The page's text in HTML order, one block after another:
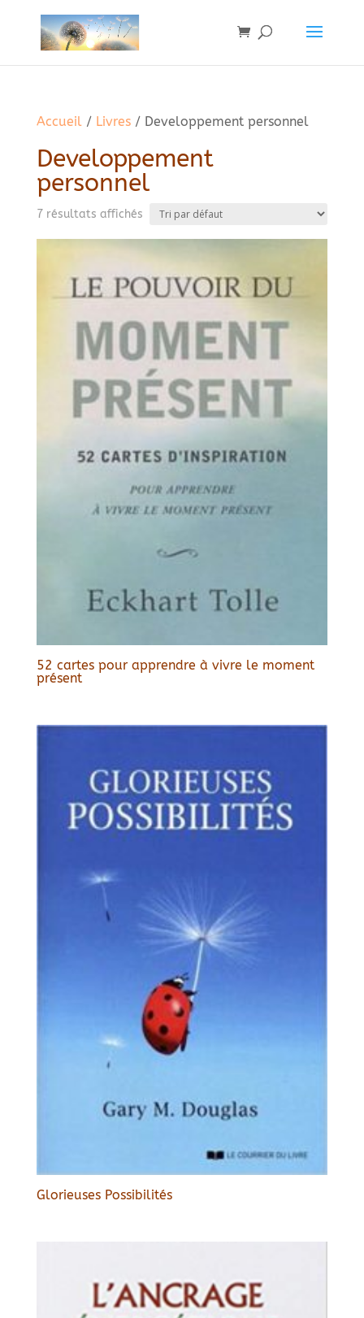
Accueil/ Livres/ Developpement personnel
Developpement
personnel
7 résultats affichés
52 cartes pour apprendre à vivre le moment
présent
Glorieuses Possibilités